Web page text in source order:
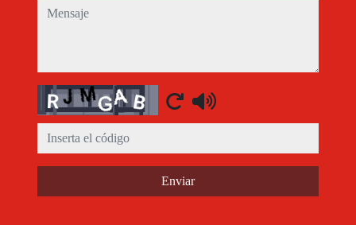
mensaje
Captcha
Enviar